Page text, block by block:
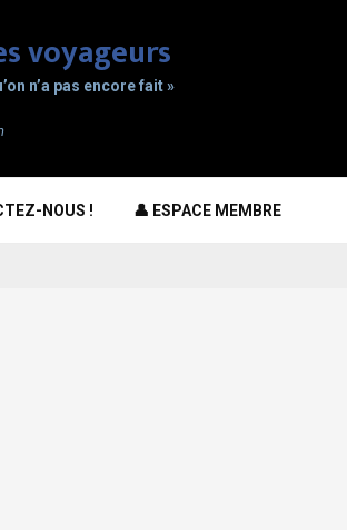
n’a pas encore fait »
NOUS ! 👤 ESPACE MEMBRE